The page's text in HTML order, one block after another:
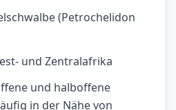
(Petrochelidon
und Zentralafrika
und halboffene
in der Nähe von